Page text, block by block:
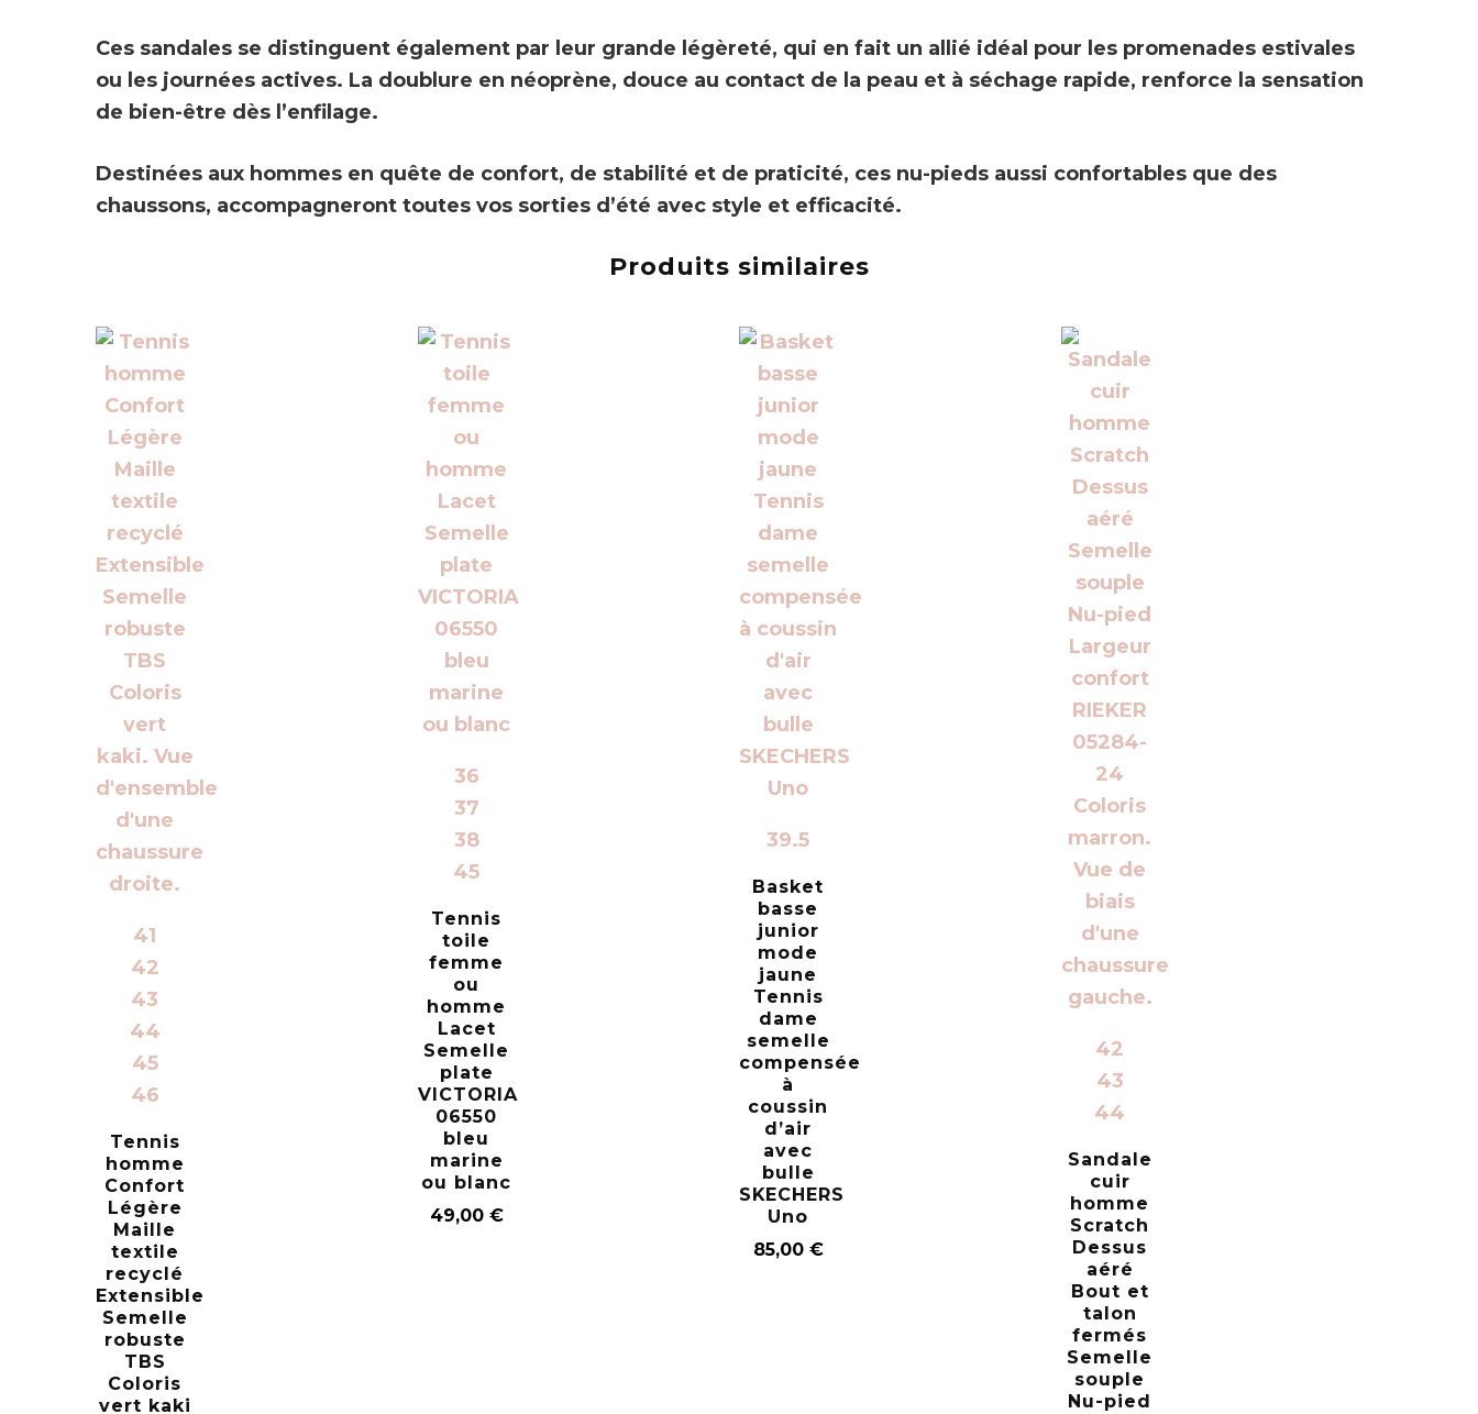
Ces sandales se distinguent également par leur grande légèreté, qui en fait un allié idéal pour les promenades estivales
ou les journées actives. La doublure en néoprène, douce au contact de la peau et à séchage rapide, renforce la sensation
de bien-être dès l’enfilage.
Destinées aux hommes en quête de confort, de stabilité et de praticité, ces nu-pieds aussi confortables que des
chaussons, accompagneront toutes vos sorties d’été avec style et efficacité.
Produits similaires
41
42
43
44
45
46
Tennis
homme
Confort
Légère
Maille
textile
recyclé
Extensible
Semelle
robuste
TBS
Coloris
vert kaki
36
37
38
45
Tennis
toile
femme
ou
homme
Lacet
Semelle
plate
VICTORIA
06550
bleu
marine
ou blanc
49,00 €
39.5
Basket
basse
junior
mode
jaune
Tennis
dame
semelle
compensée
à
coussin
d’air
avec
bulle
SKECHERS
Uno
85,00 €
42
43
44
Sandale
cuir
homme
Scratch
Dessus
aéré
Bout et
talon
fermés
Semelle
souple
Nu-pied